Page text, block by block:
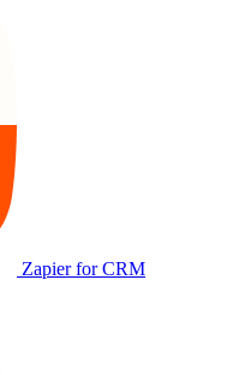
Zapier for CRM